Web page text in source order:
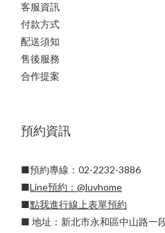
客服資訊
付款方式
配送須知
售後服務
合作提案
預約資訊
■預約專線：02-2232-3886
■Line預約： @luvhome
■點我進行線上表單預約
■ 地址：新北市永和區中山路一